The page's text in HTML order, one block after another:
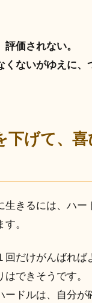
評価されない。
くないがゆえに、
下げて、
生きるには、ハー
。
だけがんばれば
できそうです。
ードルは、自分が